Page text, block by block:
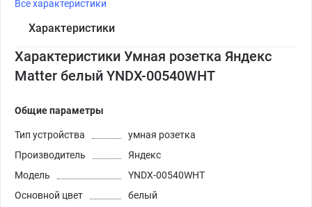
Все характеристики
Характеристики
Характеристики Умная розетка Яндекс
Matter белый YNDX-00540WHT
Общие параметры
Тип устройства
умная розетка
Производитель
Яндекс
Модель
YNDX-00540WHT
Основной цвет
белый